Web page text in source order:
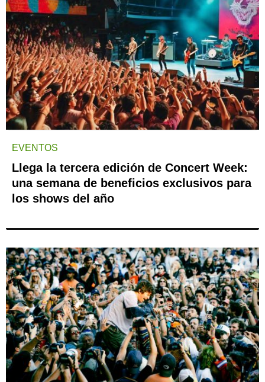
EVENTOS
Llega la tercera edición de Concert Week:
una semana de beneficios exclusivos para
los shows del año